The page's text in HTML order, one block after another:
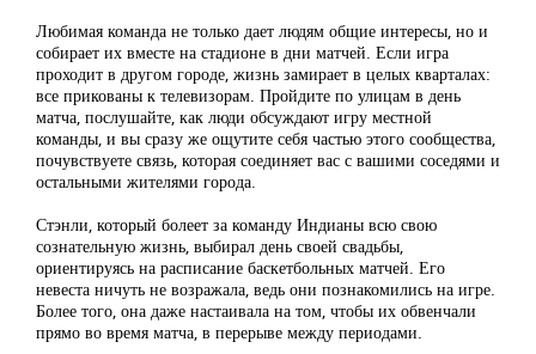
Любимая команда не только дает людям общие интересы, но и
собирает их вместе на стадионе в дни матчей. Если игра
проходит в другом городе, жизнь замирает в целых кварталах:
все прикованы к телевизорам. Пройдите по улицам в день
матча, послушайте, как люди обсуждают игру местной
команды, и вы сразу же ощутите себя частью этого сообщества,
почувствуете связь, которая соединяет вас с вашими соседями и
остальными жителями города.
Стэнли, который болеет за команду Индианы всю свою
сознательную жизнь, выбирал день своей свадьбы,
ориентируясь на расписание баскетбольных матчей. Его
невеста ничуть не возражала, ведь они познакомились на игре.
Более того, она даже настаивала на том, чтобы их обвенчали
прямо во время матча, в перерыве между периодами.